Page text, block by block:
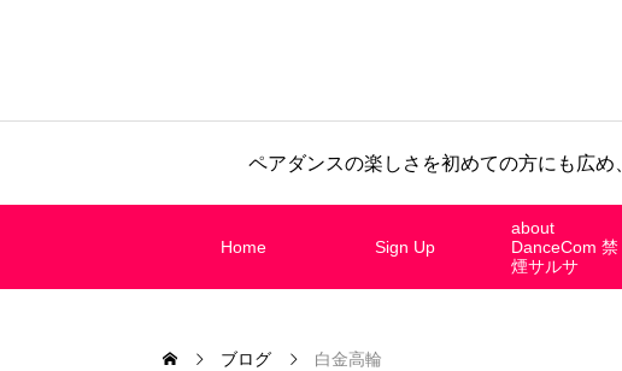
ペアダンスの楽しさを初めての方にも広
Home Sign Up
about
DanceCom 禁
煙サルサ
ブログ 白金高輪